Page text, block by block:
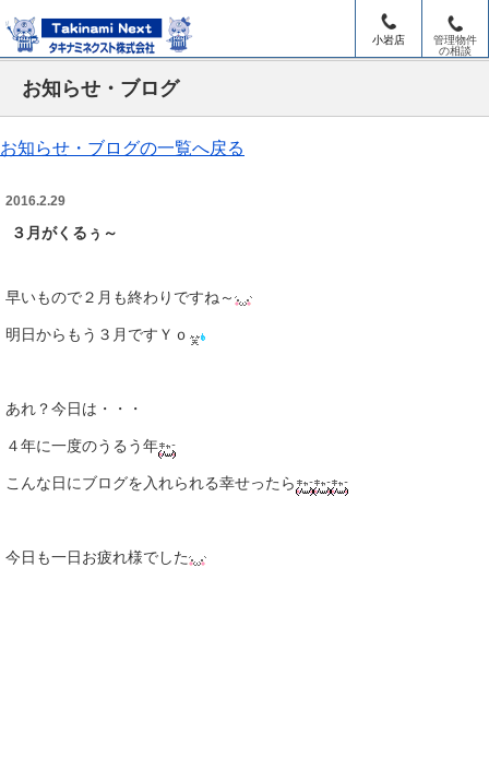
小岩店
管理物件
の相談
お知らせ・ブログ
お知らせ・ブログの一覧へ戻る
2016.2.29
３月がくるぅ～
早いもので２月も終わりですね～
明日からもう３月ですＹｏ
あれ？今日は・・・
４年に一度のうるう年
こんな日にブログを入れられる幸せったら
今日も一日お疲れ様でした